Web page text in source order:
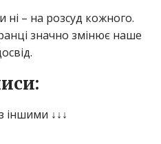
– на розсуд кожного.
значно змінює наше
іншими ↓↓↓